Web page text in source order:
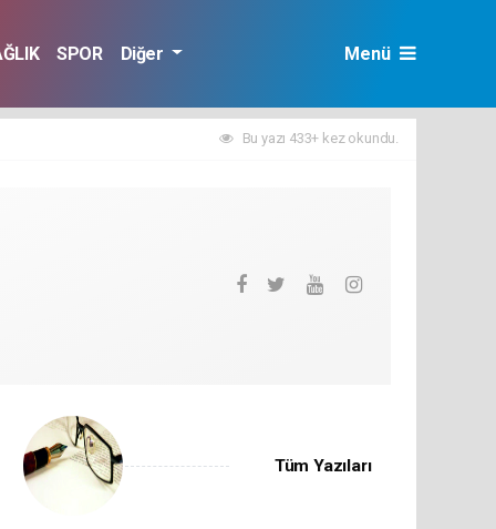
SPOR Diğer Menü
Bu yazı 433+ kez okundu.
Tüm Yazıları